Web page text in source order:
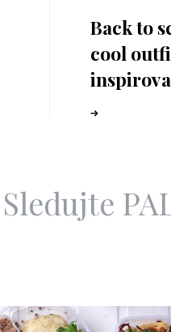
Back to
cool
Sledujte